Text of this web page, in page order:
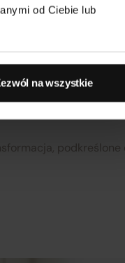
od Ciebie lub
na wszystkie
podkreślone